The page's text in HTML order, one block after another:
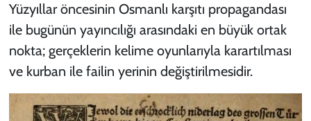
Yüzyıllar öncesinin Osmanlı karşıtı propagandası
ile bugünün yayıncılığı arasındaki en büyük ortak
nokta; gerçeklerin kelime oyunlarıyla karartılması
ve kurban ile failin yerinin değiştirilmesidir.